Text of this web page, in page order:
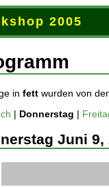
2005
in fett wurden von
| Donnerstag |
Juni 9,